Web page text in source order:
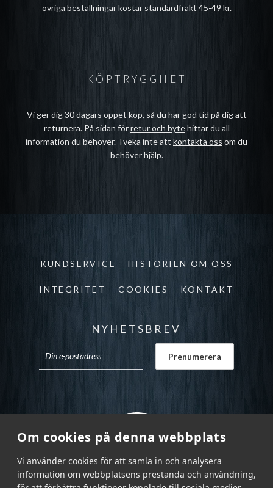
Om cookies på denna webbplats
Vi använder cookies för att samla in och analysera
information om webbplatsens prestanda och användning,
övriga beställningar kostar standardfrakt 45-49 kr.
KÖPTRYGGHET
Vi ger dig 30 dagars öppet köp, så du har god tid på dig att
returnera. På sidan förretur och bytehittar du all
information du behöver. Tveka inte att kontakta oss om du
behöver hjälp.
KUNDSERVICE HISTORIEN OM OSS
INTEGRITET COOKIES KONTAKT
NYHETSBREV